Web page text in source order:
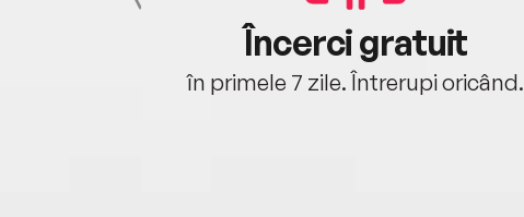
Încerci gratuit
în primele 7 zile. Întrerupi oricând.